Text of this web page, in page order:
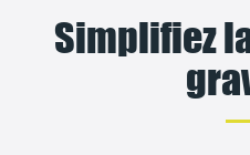
Simplifiez